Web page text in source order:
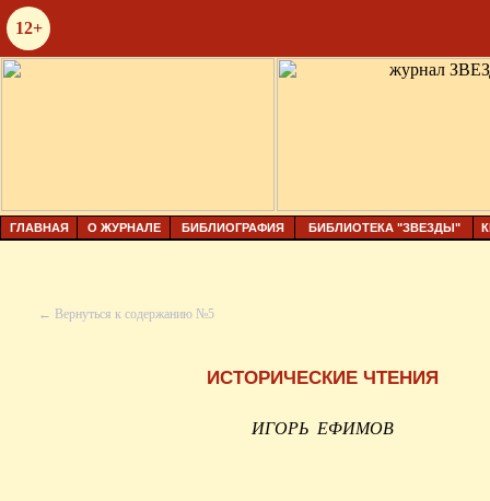
12+
ГЛАВНАЯ О ЖУРНАЛЕ БИБЛИОГРАФИЯ БИБЛИОТЕКА "ЗВЕЗДЫ"
← Вернуться к содержанию №5
ИСТОРИЧЕСКИЕ ЧТЕНИЯ
ИГОРЬ ЕФИМОВ